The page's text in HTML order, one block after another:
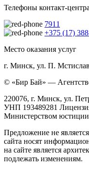
Телефоны контакт-
7911
+375 (17)
Место оказания услуг
г. Минск, ул. П.
© «Бир Бай» —
220076, г. Минск, ул.
УНП 193489281
Министерством юстиции
Предложение не
сайта носят
на сайте является
подлежать изменениям.